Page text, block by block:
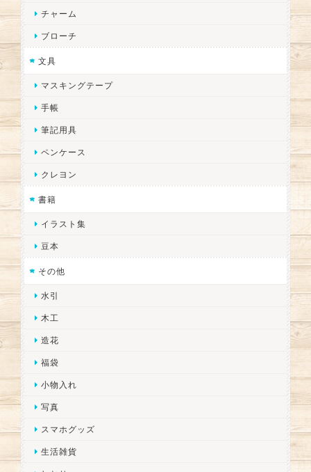
チャーム
ブローチ
文具
マスキングテープ
手帳
筆記用具
ペンケース
クレヨン
書籍
イラスト集
豆本
その他
水引
木工
造花
福袋
小物入れ
写真
スマホグッズ
生活雑貨